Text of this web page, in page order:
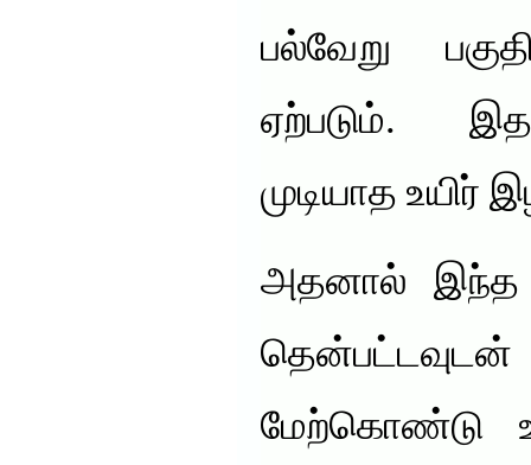
பல்வேறு
ஏற்படும்.
முடியாத உயிர்
அதனால் இந்த
மேற்கொண்டு